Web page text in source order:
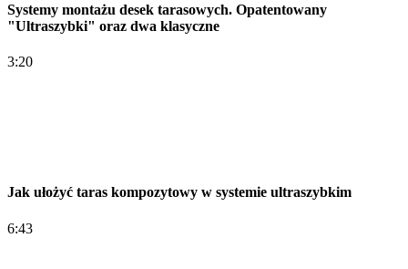
Systemy montażu desek tarasowych. Opatentowany
"Ultraszybki" oraz dwa klasyczne
3:20
Jak ułożyć taras kompozytowy w systemie ultraszybkim
6:43